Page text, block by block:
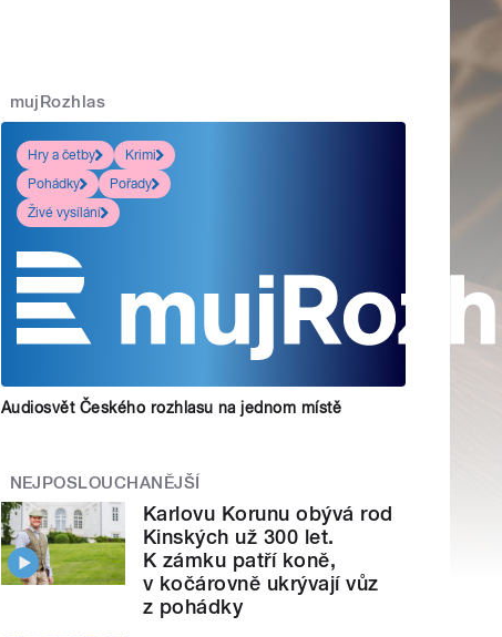
mujRozhlas
Hry a četby
Krimi
Pohádky
Pořady
Živé vysílání
Audiosvět Českého rozhlasu na jednom místě
NEJPOSLOUCHANĚJŠÍ
Karlovu Korunu obývá rod
Kinských už 300 let.
K zámku patří koně,
v kočárovně ukrývají vůz
z pohádky